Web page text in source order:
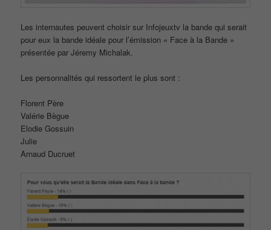
Les internautes peuvent choisir sur Infojeuxtv la bande qui serait
pour eux la bande idéale pour l’émission « Face à la Bande »
présentée par Jéremy Michalak.
Les personnalités qui ressortent le plus sont :
Florent Père
Valérie Bègue
Elodie Gossuin
Julie
Arnaud Ducruet